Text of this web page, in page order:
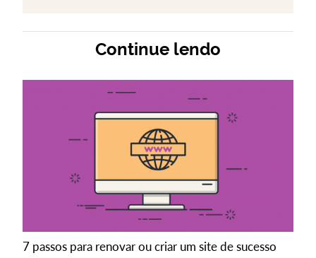
Continue lendo
7 passos para renovar ou criar um site de sucesso